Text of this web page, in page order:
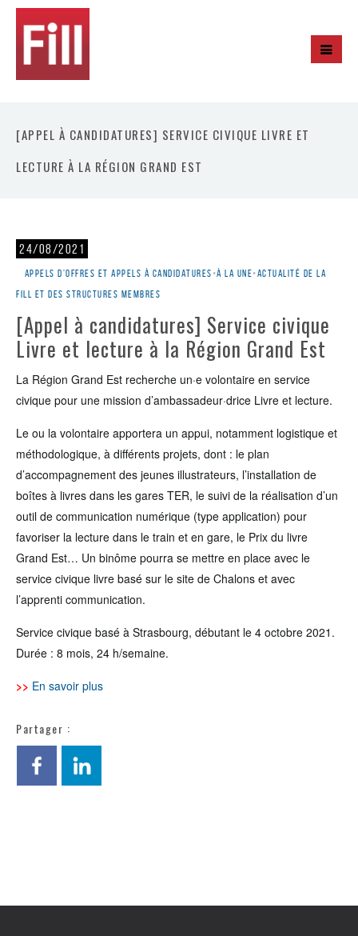
[APPEL À CANDIDATURES] SERVICE CIVIQUE LIVRE ET
LECTURE À LA RÉGION GRAND EST
24/08/2021
Appels d'offres et appels à candidatures •À la une•Actualité de la
Fill et des structures membres
[Appel à candidatures] Service civique
Livre et lecture à la Région Grand Est
La Région Grand Est recherche un·e volontaire en service
civique pour une mission d’ambassadeur·drice Livre et lecture.
Le ou la volontaire apportera un appui, notamment logistique et
méthodologique, à différents projets, dont : le plan
d’accompagnement des jeunes illustrateurs, l’installation de
boîtes à livres dans les gares TER, le suivi de la réalisation d’un
outil de communication numérique (type application) pour
favoriser la lecture dans le train et en gare, le Prix du livre
Grand Est… Un binôme pourra se mettre en place avec le
service civique livre basé sur le site de Chalons et avec
l’apprenti communication.
Service civique basé à Strasbourg, débutant le 4 octobre 2021.
Durée : 8 mois, 24 h/semaine.
>> En savoir plus
Partager :